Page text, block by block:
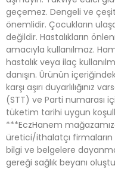
geçemez. Dengeli ve
önemlidir. Çocukların
değildir. Hastalıkların
amacıyla kullanılmaz.
hastalık veya ilaç
danışın. Ürünün
karşı aşırı duyarlılığınız
(STT) ve Parti numarası
tüketim tarihi uygun
***EczHanem
üretici/ithalatçı
bilgi ve belgelere
gereği sağlık beyanı